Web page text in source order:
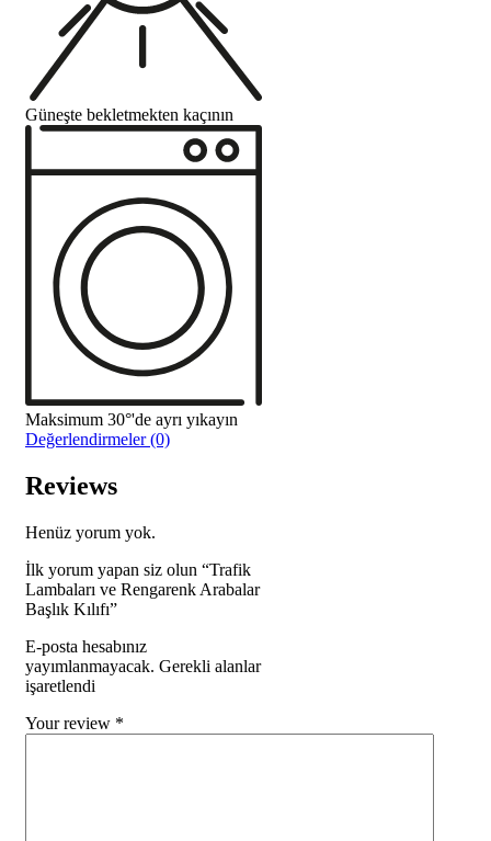
Güneşte bekletmekten kaçının
Maksimum 30°'de ayrı yıkayın
Değerlendirmeler (0)
Reviews
Henüz yorum yok.
İlk yorum yapan siz olun “Trafik
Lambaları ve Rengarenk Arabalar
Başlık Kılıfı”
E-posta hesabınız
yayımlanmayacak. Gerekli alanlar
işaretlendi
Your review *